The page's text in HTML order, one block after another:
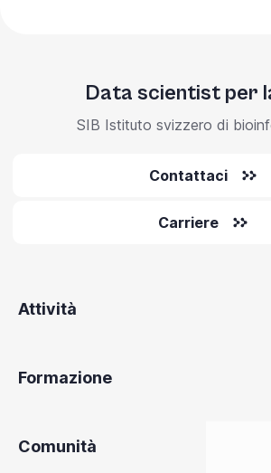
Data scientist per
SIB Istituto svizzero di
Contattaci
Carriere
Attività
Formazione
Comunità